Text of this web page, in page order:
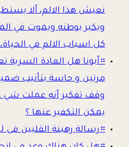
نعيش هذا الالم، ألا
ويكبر بوطنه ويموت في
كل اسباب الالم في
።أبونا هل العادة السرية
مرتين و حاسة بتأنيب
وقف تفكير أنه عملت شي
يمكن التكفير عنها ؟
።رسالة رهبنة القلبين فى